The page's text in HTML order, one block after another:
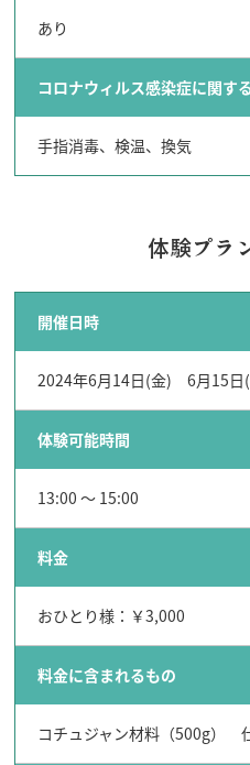
あり
コロナウィルス感染症に関す
手指消毒、検温、換気
体験プラ
開催日時
2024年6月14日(金) 6月15日
体験可能時間
13:00 〜 15:00
料金
おひとり様：￥3,000
料金に含まれるもの
コチュジャン材料（500g）